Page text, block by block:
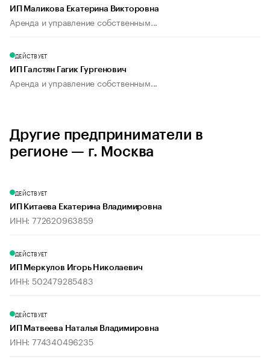
ИП Маликова Екатерина Викторовна
Аренда и управление собственным...
ДЕЙСТВУЕТ
ИП Галстян Гагик Гургенович
Аренда и управление собственным...
Другие предприниматели в
регионе — г. Москва
ДЕЙСТВУЕТ
ИП Китаева Екатерина Владимировна
ИНН: 772620963859
ДЕЙСТВУЕТ
ИП Меркулов Игорь Николаевич
ИНН: 502479285483
ДЕЙСТВУЕТ
ИП Матвеева Наталья Владимировна
ИНН: 774340496235